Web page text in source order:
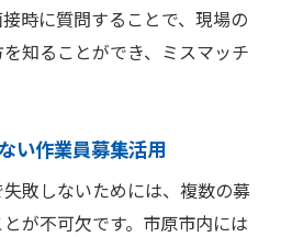
時に質問することで、現場の
知ることができ、ミスマッチ
い作業員募集活用
敗しないためには、複数の募
が不可欠です。市原市内には